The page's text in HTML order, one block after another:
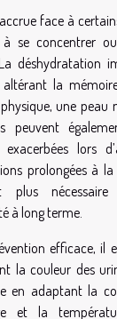
face à
se concentrer
déshydratation
altérant la
une peau
peuvent
lors
prolongées à
plus
à long terme.
efficace, il
la couleur des
en adaptant la
et la